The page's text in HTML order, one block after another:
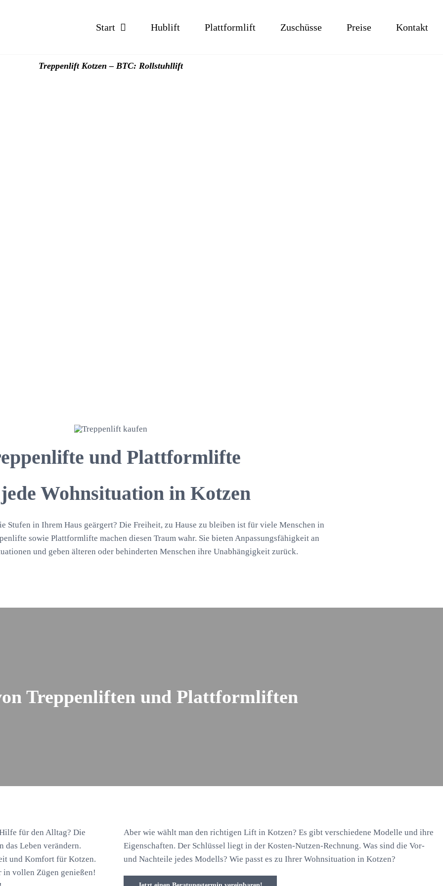
Start Hublift Plattformlift Zuschüsse Preise Kontakt
Treppenlift Kotzen – BTC: Rollstuhllift
und Plattformlifte
Wohnsituation in Kotzen
Stufen in Ihrem Haus geärgert? Die Freiheit, zu Hause zu bleiben ist für viele Menschen in
sowie Plattformlifte machen diesen Traum wahr. Sie bieten Anpassungsfähigkeit an
und geben älteren oder behinderten Menschen ihre Unabhängigkeit zurück.
Treppenliften und Plattformliften
für den Alltag? Die
das Leben verändern.
und Komfort für Kotzen.
in vollen Zügen genießen!
Aber wie wählt man den richtigen Lift in Kotzen? Es gibt verschiedene Modelle und ihre
Eigenschaften. Der Schlüssel liegt in der Kosten-Nutzen-Rechnung. Was sind die Vor-
und Nachteile jedes Modells? Wie passt es zu Ihrer Wohnsituation in Kotzen?